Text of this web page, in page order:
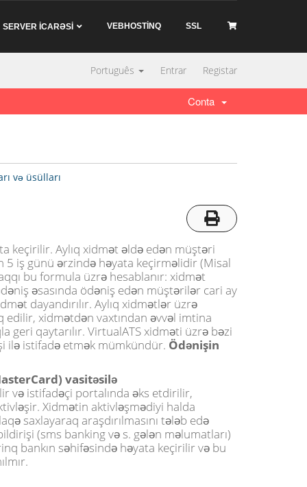
SERVER İCARƏSİ VEBHOSTİNQ SSL
Português Entrar Registar
Conta
və üsülları
keçirilir. Aylıq xidmət əldə edən müştəri
5 iş günü ərzində həyata keçirməlidir (Misal
bu formula üzrə hesablanır: xidmət
əsasında ödəniş edən müştərilər cari ay
dayandırılır. Aylıq xidmətlər üzrə
xidmətdən vaxtından əvvəl imtina
geri qaytarılır. VirtualATS xidməti üzrə bəzi
ilə istifadə etmək mümkündür. Ödənişin
vasitəsilə
və istifadəçi portalında əks etdirilir,
Xidmətin aktivləşmədiyi halda
saxlayaraq araşdırılmasını tələb edə
(sms banking və s. gələn məlumatları)
bankın səhifəsində həyata keçirilir və bu